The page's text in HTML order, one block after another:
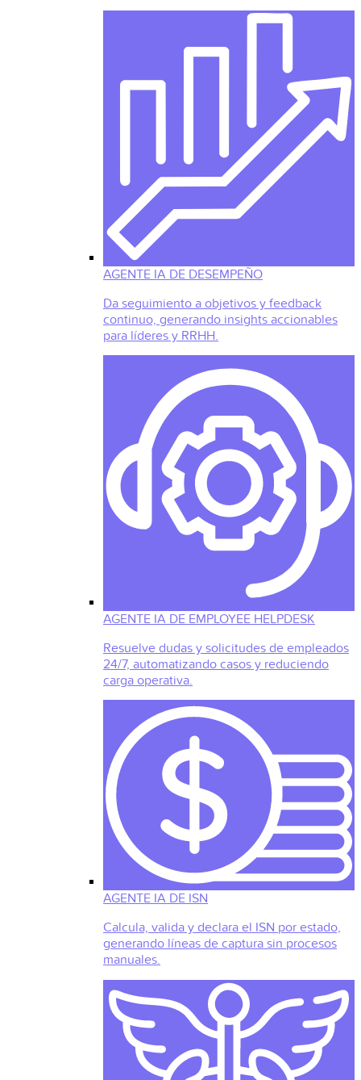
AGENTE IA DE DESEMPEÑO
Da seguimiento a objetivos y feedback
continuo, generando insights accionables
para líderes y RRHH.
AGENTE IA DE EMPLOYEE HELPDESK
Resuelve dudas y solicitudes de empleados
24/7, automatizando casos y reduciendo
carga operativa.
AGENTE IA DE ISN
Calcula, valida y declara el ISN por estado,
generando líneas de captura sin procesos
manuales.